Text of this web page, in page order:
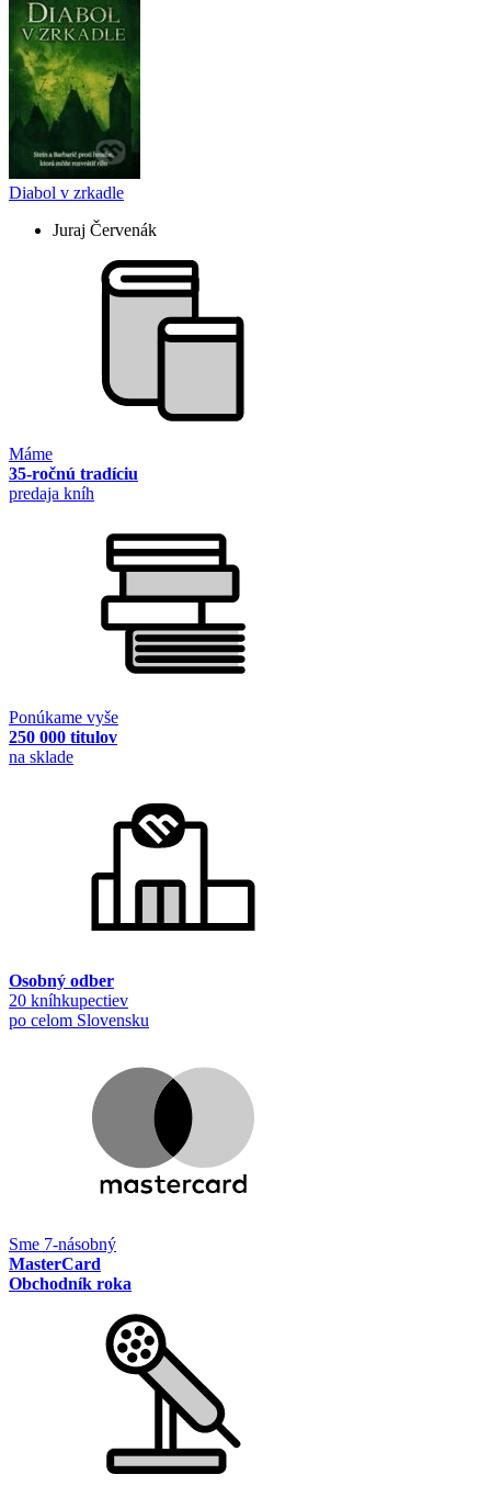
Diabol v zrkadle
Juraj Červenák
Máme
35-ročnú tradíciu
predaja kníh
Ponúkame vyše
250 000 titulov
na sklade
Osobný odber
20 kníhkupectiev
po celom Slovensku
Sme 7-násobný
MasterCard
Obchodník roka